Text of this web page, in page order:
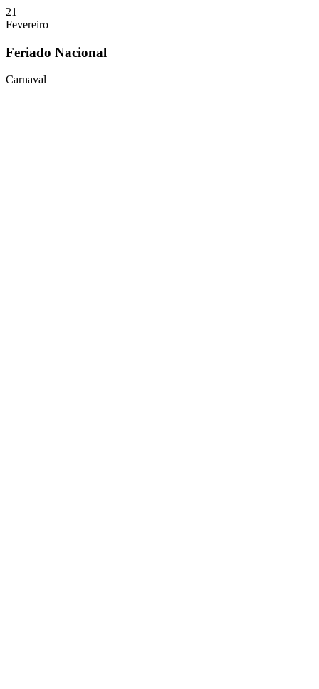
21
Fevereiro
Feriado Nacional
Carnaval